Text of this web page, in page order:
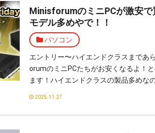
MinisforumのミニPCが激安
モデル多めやで！！
パソコン
エントリー〜ハイエンドクラスまであ
orumのミニPCたちがお安くなるよ！
ます！ハイエンドクラスの製品多めな
2025.11.27